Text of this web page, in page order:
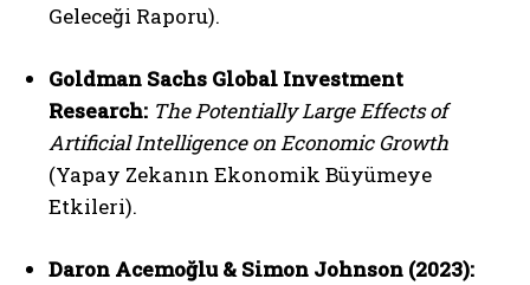
Geleceği Raporu).
Goldman Sachs Global Investment
Research: The Potentially Large Effects of
Artificial Intelligence on Economic Growth
(Yapay Zekanın Ekonomik Büyümeye
Etkileri).
Daron Acemoğlu & Simon Johnson (2023):